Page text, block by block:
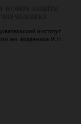
В СФЕРЕ ЗАЩИТЫ
ЧЕЛОВЕКА
институт
им. академика И.Н.